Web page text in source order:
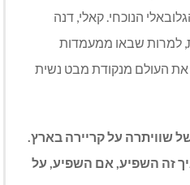
הנוכחי. קאלי, דנה
למרות שבאו ממעמדות
את העולם מנקודת מבט נשית
שוויתרה על קריירה בארץ.
זה השפיע, אם השפיע, על